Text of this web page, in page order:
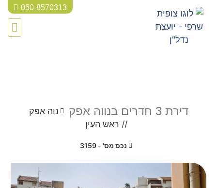
050-8570313
דירת 3 חדרים בנווה אפק
נוה אפק
// ראש העין
נכס מס' - 3159